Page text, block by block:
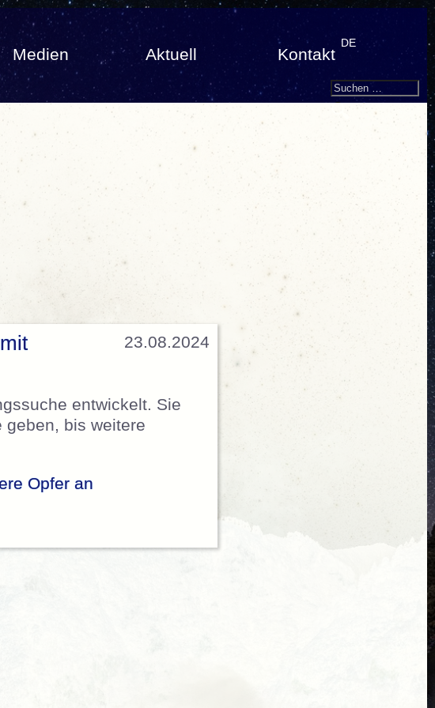
Medien Aktuell Kontakt
DE
Search
Suchen
23.08.2024
entwickelt. Sie
geben, bis weitere
Opfer an